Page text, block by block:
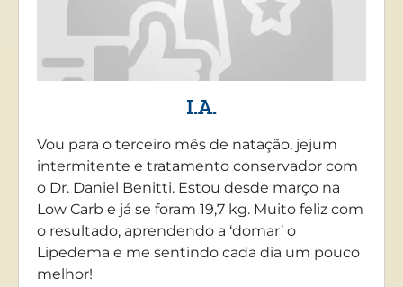
I.A.
Vou para o terceiro mês de natação, jejum
intermitente e tratamento conservador com
o Dr. Daniel Benitti. Estou desde março na
Low Carb e já se foram 19,7 kg. Muito feliz com
o resultado, aprendendo a ‘domar’ o
Lipedema e me sentindo cada dia um pouco
melhor!